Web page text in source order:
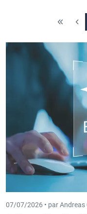
07/07/2026 • par Andreas